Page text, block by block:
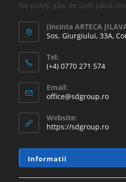
Ne puteți găsi de Luni până
(incinta ARTECA
Sos. Giurgiului, 33A,
Tel:
(+4) 0770 271 574
Email:
office@sdgroup.ro
Website:
https://sdgroup.ro
Informatii